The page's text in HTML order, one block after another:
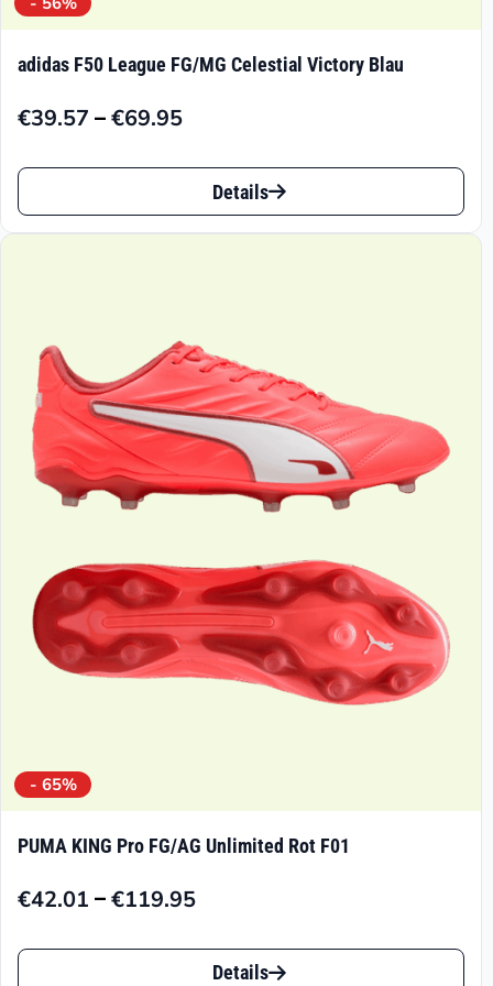
adidas F50 League FG/MG Celestial Victory Blau
€39.57 –€69.95
Preisspanne:
€39.57
€69.95
Dieses
Produkt
auf.
Die
Optionen
können
Produktseite
gewählt
werden
Details
- 65%
PUMA KING Pro FG/AG Unlimited Rot F01
€42.01 –€119.95
Preisspanne:
Dieses
Details